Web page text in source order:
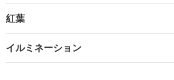
紅葉
イルミネーション